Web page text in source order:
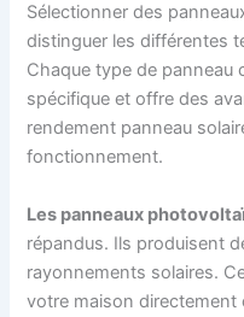
Sélectionner des
distinguer les différentes
Chaque type de panneau
spécifique et offre des
rendement panneau
fonctionnement.
Les panneaux
répandus. Ils produisent
rayonnements solaires.
votre maison directement